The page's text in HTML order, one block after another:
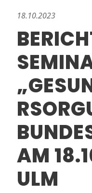
18.10.2023
AM
ULM